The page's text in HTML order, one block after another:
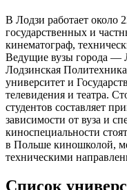
В Лодзи работает
государственных и
кинематограф,
Ведущие вузы города —
Лодзинская
университет и
телевидения и театра.
студентов составляет
зависимости от вуза и
киноспециальности
в Польше киношколой,
техническими
Список